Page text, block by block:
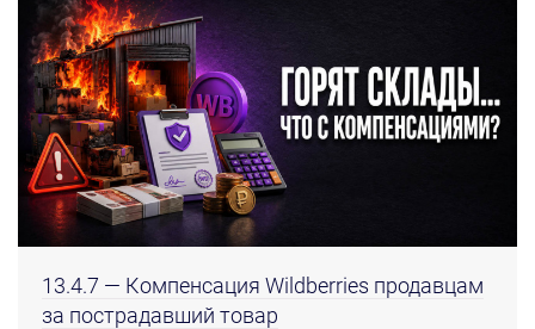
13.4.7 — Компенсация Wildberries продавцам
за пострадавший товар